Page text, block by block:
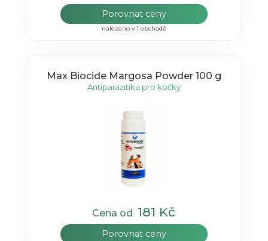
Porovnat ceny
nalezeno v 1 obchodě
Max Biocide Margosa Powder 100 g
Antiparazitika pro kočky
Cena od181 Kč
Porovnat ceny